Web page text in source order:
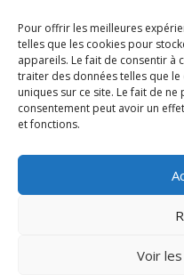
Pour offrir les meilleures
telles que les cookies pour
appareils. Le fait de consentir à
traiter des données telles que
uniques sur ce site. Le fait de
consentement peut avoir un
et fonctions.
Voir